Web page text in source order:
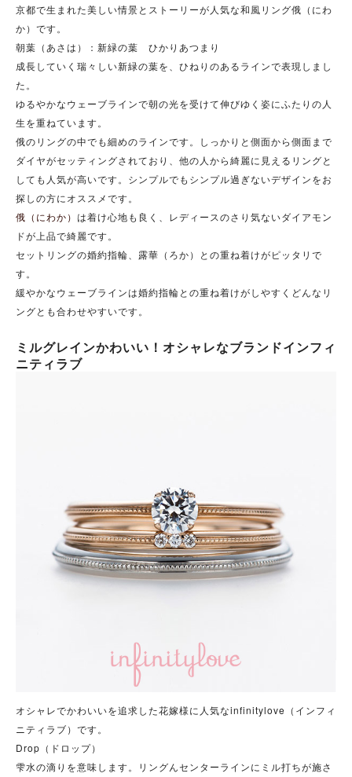
京都で生まれた美しい情景とストーリーが人気な和風リング俄（にわ
か）です。
朝葉（あさは）：新緑の葉 ひかりあつまり
成長していく瑞々しい新緑の葉を、ひねりのあるラインで表現しまし
た。
ゆるやかなウェーブラインで朝の光を受けて伸びゆく姿にふたりの人
生を重ねています。
俄のリングの中でも細めのラインです。しっかりと側面から側面まで
ダイヤがセッティングされており、他の人から綺麗に見えるリングと
しても人気が高いです。シンプルでもシンプル過ぎないデザインをお
探しの方にオススメです。
俄（にわか） は着け心地も良く、レディースのさり気ないダイアモン
ドが上品で綺麗です。
セットリングの婚約指輪、露華（ろか）との重ね着けがピッタリで
す。
緩やかなウェーブラインは婚約指輪との重ね着けがしやすくどんなリ
ングとも合わせやすいです。
ミルグレインかわいい！オシャレなブランドインフィ
ニティラブ
オシャレでかわいいを追求した花嫁様に人気なinfinitylove（インフィ
ニティラブ）です。
Drop（ドロップ）
雫水の滴りを意味します。リングんセンターラインにミル打ちが施さ